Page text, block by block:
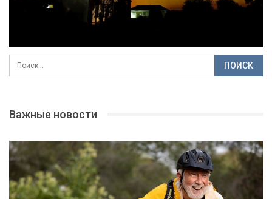
Важные новости